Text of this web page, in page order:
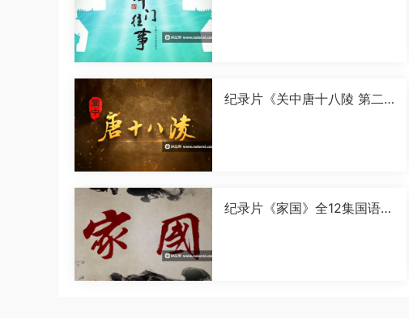
纪录片《关中唐十八陵 第二
纪录片《家国》全12集国语中